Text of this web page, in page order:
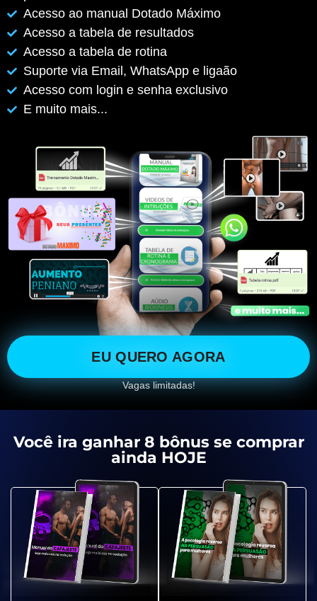
Acesso ao manual Dotado Máximo
Acesso a tabela de resultados
Acesso a tabela de rotina
Suporte via Email, WhatsApp e ligaão
Acesso com login e senha exclusivo
E muito mais...
EU QUERO AGORA
Vagas limitadas!
Você ira ganhar 8 bônus se comprar
ainda HOJE